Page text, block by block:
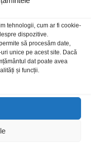
tehnologii, cum ar fi cookie-
dispozitive.
să procesăm date,
unice pe acest site. Dacă
dat poate avea
și funcții.
Samwha snap in
lei/Buc